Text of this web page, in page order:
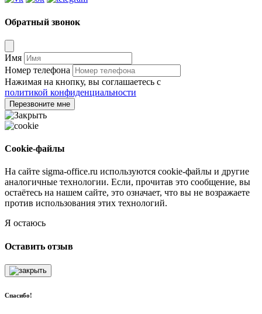
Обратный звонок
Имя
Номер телефона
Нажимая на кнопку, вы соглашаетесь с
политикой конфиденциальности
Перезвоните мне
Cookie-файлы
На сайте sigma-office.ru используются cookie-файлы и другие
аналогичные технологии. Если, прочитав это сообщение, вы
остаётесь на нашем сайте, это означает, что вы не возражаете
против использования этих технологий.
Я остаюсь
Оставить отзыв
Спасибо!